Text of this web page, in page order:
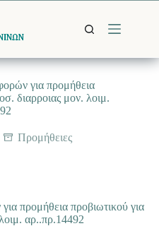
για προμήθεια
διαρροιας μον. λοιμ.
Προμήθειες
προμήθεια προβιωτικού για
αρ..πρ.14492